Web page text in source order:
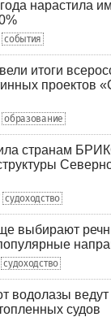
нарастила
события
итоги
проектов
образование
странам
судоходство
выбирают
судоходство
водолазы ведут
судов